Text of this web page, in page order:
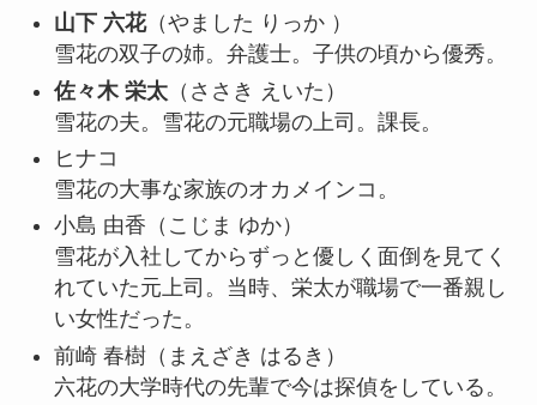
山下 六花（やました りっか ）
雪花の双子の姉。弁護士。子供の頃から優秀。
佐々木 栄太（ささき えいた）
雪花の夫。雪花の元職場の上司。課長。
ヒナコ
雪花の大事な家族のオカメインコ。
小島 由香 （こじま ゆか）
雪花が入社してからずっと優しく面倒を見てく
れていた元上司。当時、栄太が職場で一番親し
い女性だった。
前崎 春樹（まえざき はるき）
六花の大学時代の先輩で今は探偵をしている。